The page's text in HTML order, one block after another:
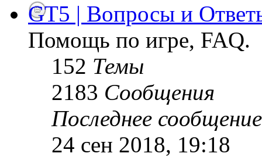
GT5 | Вопросы и
Помощь по игре, FAQ.
152 Темы
2183 Сообщения
Последнее сообщение
24 сен 2018, 19:18